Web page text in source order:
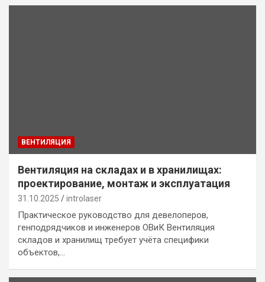
ВЕНТИЛЯЦИЯ
Вентиляция на складах и в хранилищах:
проектирование, монтаж и эксплуатация
31.10.2025 introlaser
Практическое руководство для девелоперов,
генподрядчиков и инженеров ОВиК Вентиляция
складов и хранилищ требует учёта специфики
объектов,…